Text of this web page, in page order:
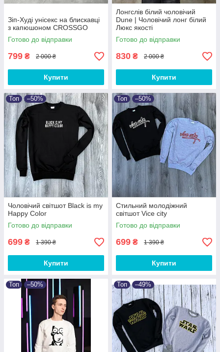
Зіп-Худі унісекс на блискавці
з капюшоном CROSSGO
Готово до відправки
799 ₴ 2 000 ₴
Купити
Лонгслів білий чоловічий
Dune | Чоловічий лонг білий
Люкс якості
Готово до відправки
830 ₴ 2 000 ₴
Купити
Топ –50%
Чоловічий світшот Black is my
Happy Color
Готово до відправки
699 ₴ 1 390 ₴
Купити
Топ –50%
Стильний молодіжний
світшот Vice city
Готово до відправки
699 ₴ 1 390 ₴
Купити
Топ –50% Топ –49%